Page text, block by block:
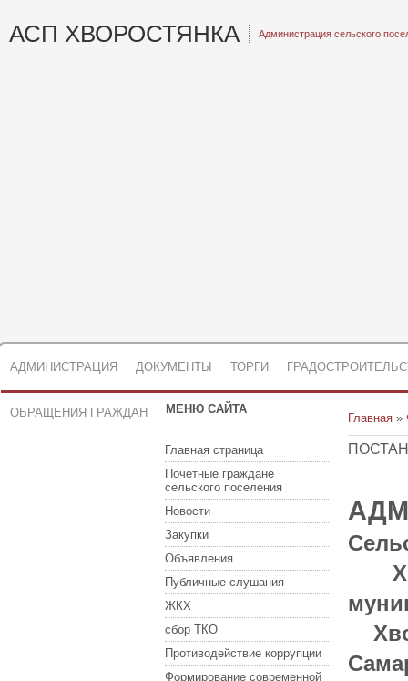
АСП ХВОРОСТЯНКА Администрация сельского
АДМИНИСТРАЦИЯ ДОКУМЕНТЫ ТОРГИ
ОБРАЩЕНИЯ ГРАЖДАН МЕНЮ САЙТА
Главная страница
Почетные граждане
сельского поселения
Новости
Закупки
Объявления
Публичные слушания
ЖКХ
сбор ТКО
Противодействие коррупции
Формирование современной
Главная »